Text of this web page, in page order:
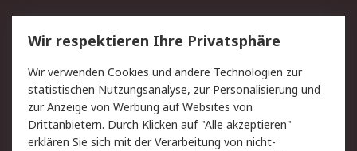
Service
Value Added Services
Lieferlösungen
Rücksendungen
Kontakt
Hilfe
Privatkunden
Rechtliches
Wir respektieren Ihre Privatsphäre
Wir verwenden Cookies und andere Technologien zur
statistischen Nutzungsanalyse, zur Personalisierung und
zur Anzeige von Werbung auf Websites von
Drittanbietern. Durch Klicken auf "Alle akzeptieren"
erklären Sie sich mit der Verarbeitung von nicht-